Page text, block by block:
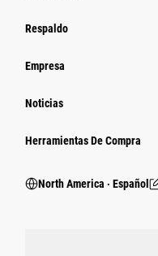
Respaldo
Empresa
Noticias
Herramientas De Compra
North America ‧ Español